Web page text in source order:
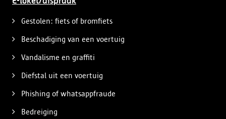
Gestolen: fiets of bromfiets
Beschadiging van een voertuig
Vandalisme en graffiti
Diefstal uit een voertuig
Phishing of whatsappfraude
Bedreiging